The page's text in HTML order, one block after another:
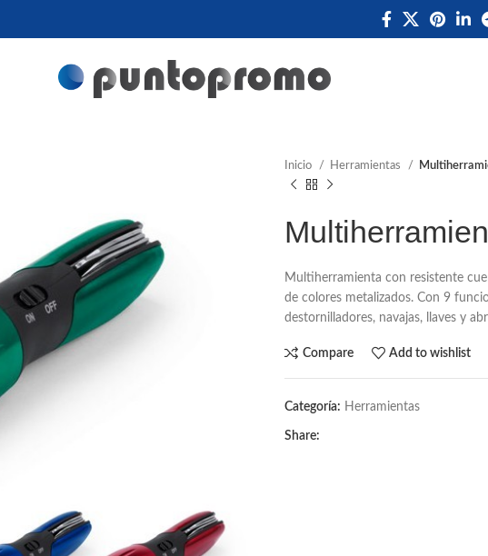
Inicio Herramientas
Multiherramienta con resistente
de colores metalizados. Con 9
destornilladores, navajas, llaves y
Compare Add to wishlist
Categoría: Herramientas
Share: